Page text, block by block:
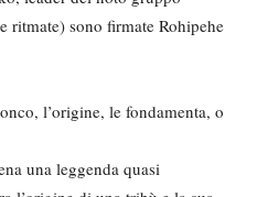
ritmate) sono firmate Rohipehe
l’origine, le fondamenta, o
una leggenda quasi